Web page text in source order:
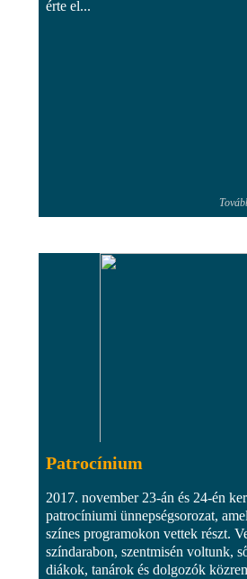
érte el...
Patrocínium
2017. november 23-án és 24-én
patrocíniumi ünnepségsorozat,
színes programokon vettek részt.
színdarabon, szentmisén voltunk,
diákok, tanárok és dolgozók